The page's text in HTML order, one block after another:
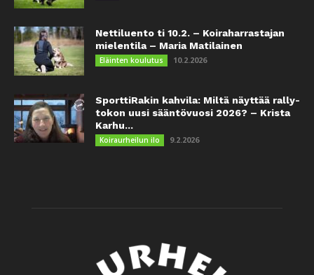
Nettiluento ti 10.2. – Koiraharrastajan
mielentila – Maria Matilainen
Eläinten koulutus 10.2.2026
SporttiRakin kahvila: Miltä näyttää rally-
tokon uusi sääntövuosi 2026? – Krista
Karhu...
Koiraurheilun ilo 9.2.2026